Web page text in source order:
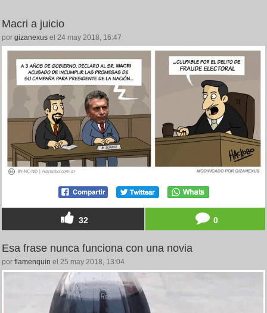
Macri a juicio
por gizanexus el 24 may 2018, 16:47
32 0
Esa frase nunca funciona con una novia
por flamenquin el 25 may 2018, 13:04